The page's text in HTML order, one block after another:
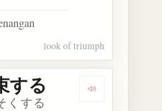
look of triumph
Dengarkan
する
くする